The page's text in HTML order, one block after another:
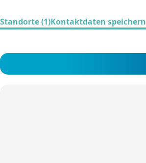
Standorte (1)Kontaktdaten speichern